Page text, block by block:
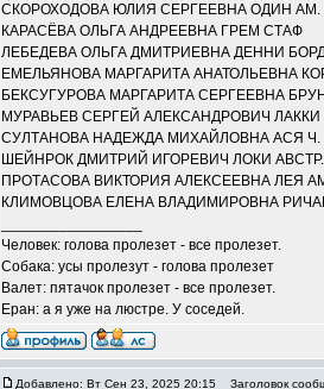
СКОРОХОДОВА ЮЛИЯ СЕРГЕЕВНА ОДИН АМ.
КАРАСЁВА ОЛЬГА АНДРЕЕВНА ГРЕМ СТАФ
ЛЕБЕДЕВА ОЛЬГА ДМИТРИЕВНА ДЕННИ
ЕМЕЛЬЯНОВА МАРГАРИТА АНАТОЛЬЕВНА
БЕКСУГУРОВА МАРГАРИТА СЕРГЕЕВНА
МУРАВЬЕВ СЕРГЕЙ АЛЕКСАНДРОВИЧ ЛАККИ
СУЛТАНОВА НАДЕЖДА МИХАЙЛОВНА АСЯ Ч.
ШЕЙНРОК ДМИТРИЙ ИГОРЕВИЧ ЛОКИ
ПРОТАСОВА ВИКТОРИЯ АЛЕКСЕЕВНА ЛЕЯ
КЛИМОВЦОВА ЕЛЕНА ВЛАДИМИРОВНА
Человек: голова пролезет - все пролезет.
Собака: усы пролезут - голова пролезет
Валет: пятачок пролезет - все пролезет.
Еран: а я уже на люстре. У соседей.
Добавлено: Вт Сен 23, 2025 20:15 Заголовок